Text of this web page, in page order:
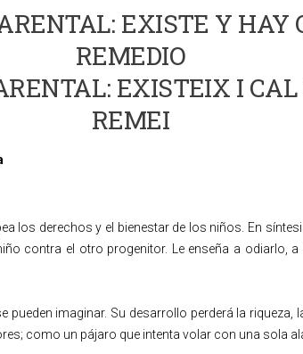
EXISTE Y HAY
REMEDIO
EXISTEIX I
REMEI
los derechos y el bienestar de los niños. En
contra el otro progenitor. Le enseña a odiarlo,
pueden imaginar. Su desarrollo perderá la riqueza,
como un pájaro que intenta volar con una sola